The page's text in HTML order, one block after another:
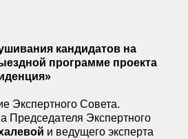
кандидатов на
программе проекта
Экспертного Совета.
Председателя Экспертного
и ведущего эксперта